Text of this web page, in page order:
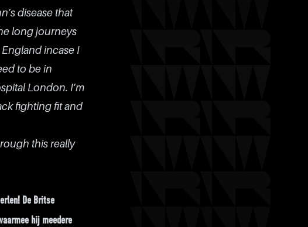
disease that
long journeys
incase I
to be in
London. I’m
fighting fit and
this really
De Britse
hij meedere